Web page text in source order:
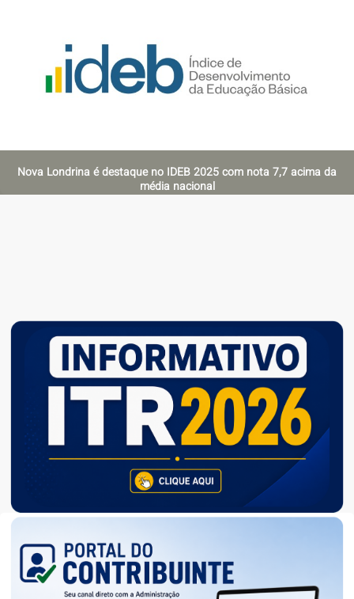
Nova Londrina é destaque no IDEB 2025 com nota 7,7 acima da
média nacional